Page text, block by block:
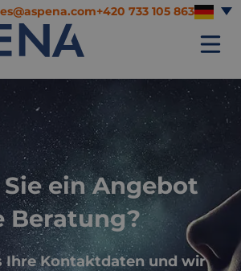
+420 733 105 863
ein Angebot
Beratung?
Ihre Kontaktdaten und wir